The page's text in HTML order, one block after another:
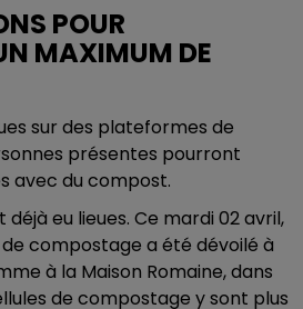
POUR
MAXIMUM DE
sur des plateformes de
présentes pourront
avec du compost.
eu lieues. Ce mardi 02 avril,
compostage a été dévoilé à
à la Maison Romaine, dans
de compostage y sont plus